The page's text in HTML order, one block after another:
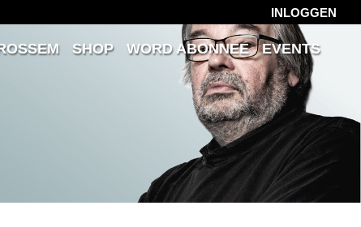
INLOGGEN
SHOP WORD ABONNEE
EVENTS